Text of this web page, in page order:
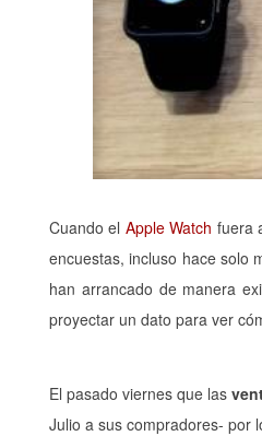
Cuando el Apple Watch fuera
encuestas, incluso hace solo
han arrancado de manera
proyectar un dato para ver
El pasado viernes que las
Julio a sus compradores- por